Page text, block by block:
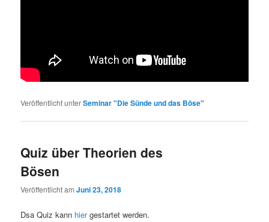
Veröffentlicht unterSeminar "Die Sünde und das Böse"
Quiz über Theorien des
Bösen
Veröffentlicht amJuni 23, 2018
Dsa Quiz kann hiergestartet werden.